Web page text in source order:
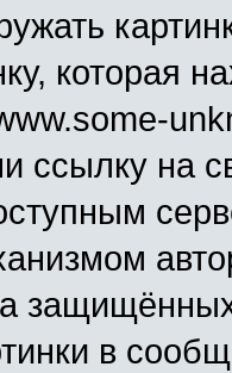
которая
ссылку на
в